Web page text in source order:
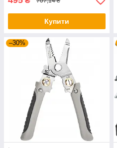
Купити
–30%